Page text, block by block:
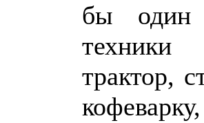
бы один
трактор,